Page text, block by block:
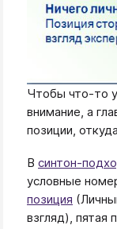
Чтобы что-то
внимание, а
позиции,
В синтон-
условные
позиция
взгляд), пятая